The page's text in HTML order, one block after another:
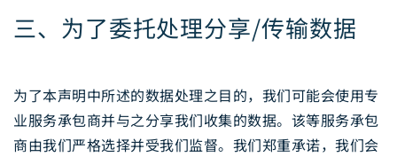
三、为了委托处理分享/传输数据
为了本声明中所述的数据处理之目的，我们可能会使用专
业服务承包商并与之分享我们收集的数据。该等服务承包
商由我们严格选择并受我们监督。我们郑重承诺，我们会